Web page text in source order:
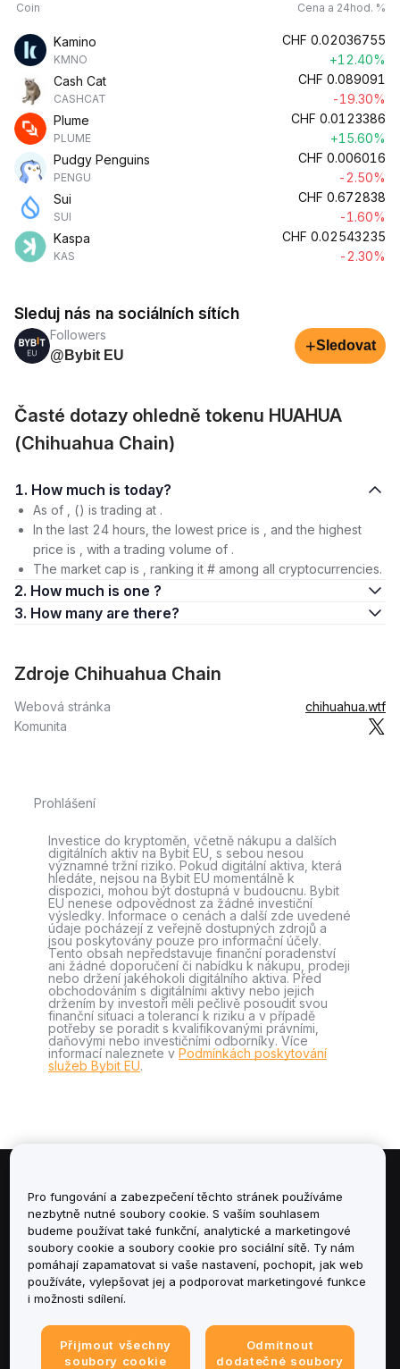
Coin Cena a 24hod. %
Kamino
KMNO
CHF 0.02036755
+12.40%
Cash Cat
CASHCAT
CHF 0.089091
-19.30%
Plume
PLUME
CHF 0.0123386
+15.60%
Pudgy Penguins
PENGU
CHF 0.006016
-2.50%
Sui
SUI
CHF 0.672838
-1.60%
Kaspa
KAS
CHF 0.02543235
-2.30%
Sleduj nás na sociálních sítích
Followers
@Bybit EU
+Sledovat
Časté dotazy ohledně tokenu HUAHUA
(Chihuahua Chain)
1. How much is today?
As of , () is trading at .
In the last 24 hours, the lowest price is , and the highest
price is , with a trading volume of .
The market cap is , ranking it # among all cryptocurrencies.
2. How much is one ?
3. How many are there?
Zdroje Chihuahua Chain
Webová stránka
chihuahua.wtf
Komunita
Prohlášení
Investice do kryptoměn, včetně nákupu a dalších
digitálních aktiv na Bybit EU, s sebou nesou
významné tržní riziko. Pokud digitální aktiva, která
hledáte, nejsou na Bybit EU momentálně k
dispozici, mohou být dostupná v budoucnu. Bybit
EU nenese odpovědnost za žádné investiční
výsledky. Informace o cenách a další zde uvedené
údaje pocházejí z veřejně dostupných zdrojů a
jsou poskytovány pouze pro informační účely.
Tento obsah nepředstavuje finanční poradenství
ani žádné doporučení či nabídku k nákupu, prodeji
nebo držení jakéhokoli digitálního aktiva. Před
obchodováním s digitálními aktivy nebo jejich
držením by investoři měli pečlivě posoudit svou
finanční situaci a toleranci k riziku a v případě
potřeby se poradit s kvalifikovanými právními,
daňovými nebo investičními odborníky. Více
informací naleznete v Podmínkách poskytování
služeb Bybit EU.
Informace
Služby
podpora
Právní informace
Pro fungování a zabezpečení těchto stránek používáme
nezbytně nutné soubory cookie. S vaším souhlasem
budeme používat také funkční, analytické a marketingové
soubory cookie a soubory cookie pro sociální sítě. Ty nám
pomáhají zapamatovat si vaše nastavení, pochopit, jak web
používáte, vylepšovat jej a podporovat marketingové funkce
i možnosti sdílení.
Přijmout všechny
soubory cookie
Odmítnout
dodatečné soubory